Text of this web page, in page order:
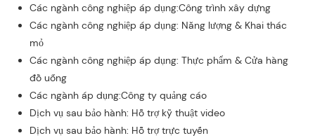
Các ngành công nghiệp áp dụng:Công trình xây dựng
Các ngành công nghiệp áp dụng: Năng lượng & Khai thác
mỏ
Các ngành công nghiệp áp dụng: Thực phẩm & Cửa hàng
đồ uống
Các ngành áp dụng:Công ty quảng cáo
Dịch vụ sau bảo hành: Hỗ trợ kỹ thuật video
Dịch vụ sau bảo hành: Hỗ trợ trực tuyến